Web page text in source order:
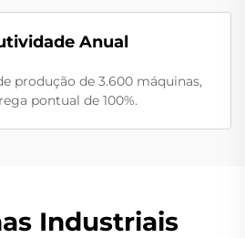
Anual
produção de 3.600 máquinas,
pontual de 100%.
Industriais